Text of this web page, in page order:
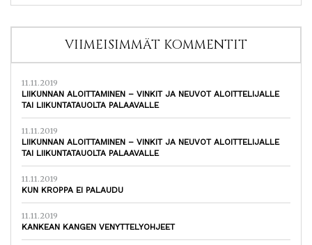
VIIMEISIMMÄT KOMMENTIT
11.11.2019
LIIKUNNAN ALOITTAMINEN – VINKIT JA NEUVOT ALOITTELIJALLE
TAI LIIKUNTATAUOLTA PALAAVALLE
11.11.2019
LIIKUNNAN ALOITTAMINEN – VINKIT JA NEUVOT ALOITTELIJALLE
TAI LIIKUNTATAUOLTA PALAAVALLE
11.11.2019
KUN KROPPA EI PALAUDU
11.11.2019
KANKEAN KANGEN VENYTTELYOHJEET